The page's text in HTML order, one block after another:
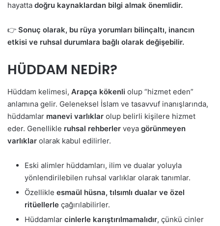
hayatta doğru kaynaklardan bilgi almak önemlidir.
👉 Sonuç olarak, bu rüya yorumları bilinçaltı, inancın
etkisi ve ruhsal durumlara bağlı olarak değişebilir.
HÜDDAM NEDİR?
Hüddam kelimesi, Arapça kökenli olup “hizmet eden”
anlamına gelir. Geleneksel İslam ve tasavvuf inanışlarında,
hüddamlar manevi varlıklar olup belirli kişilere hizmet
eder. Genellikle ruhsal rehberler veya görünmeyen
varlıklar olarak kabul edilirler.
Eski alimler hüddamları, ilim ve dualar yoluyla
yönlendirilebilen ruhsal varlıklar olarak tanımlar.
Özellikle esmaül hüsna, tılsımlı dualar ve özel
ritüellerle çağırılabilirler.
Hüddamlar cinlerle karıştırılmamalıdır, çünkü cinler